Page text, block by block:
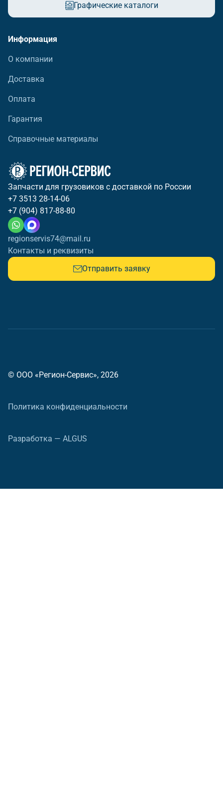
Графические каталоги
Информация
О компании
Доставка
Оплата
Гарантия
Справочные материалы
Запчасти для грузовиков с доставкой по России
+7 3513 28-14-06
+7 (904) 817-88-80
regionservis74@mail.ru
Контакты и реквизиты
Отправить заявку
© ООО «Регион-Сервис», 2026
Политика конфиденциальности
Разработка — ALGUS